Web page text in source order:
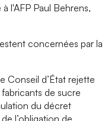
l'AFP Paul Behrens,
concernées par la
Conseil d’État rejette
de sucre
du décret
l’obligation de